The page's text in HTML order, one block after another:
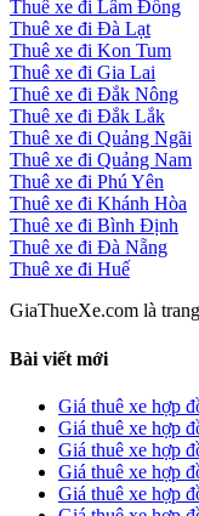
Thuê xe đi Lâm Đồng
Thuê xe đi Đà Lạt
Thuê xe đi Kon Tum
Thuê xe đi Gia Lai
Thuê xe đi Đắk Nông
Thuê xe đi Đắk Lắk
Thuê xe đi Quảng Ngãi
Thuê xe đi Quảng Nam
Thuê xe đi Phú Yên
Thuê xe đi Khánh Hòa
Thuê xe đi Bình Định
Thuê xe đi Đà Nẵng
Thuê xe đi Huế
GiaThueXe.com là
Bài viết mới
Giá thuê xe hợp
Giá thuê xe hợp
Giá thuê xe hợp
Giá thuê xe hợp
Giá thuê xe hợp